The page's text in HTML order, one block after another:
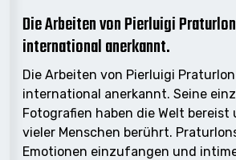
Die Arbeiten von Pierluigi
international anerkannt.
Die Arbeiten von Pierluigi
international anerkannt. Seine
Fotografien haben die Welt bereist
vieler Menschen berührt.
Emotionen einzufangen und